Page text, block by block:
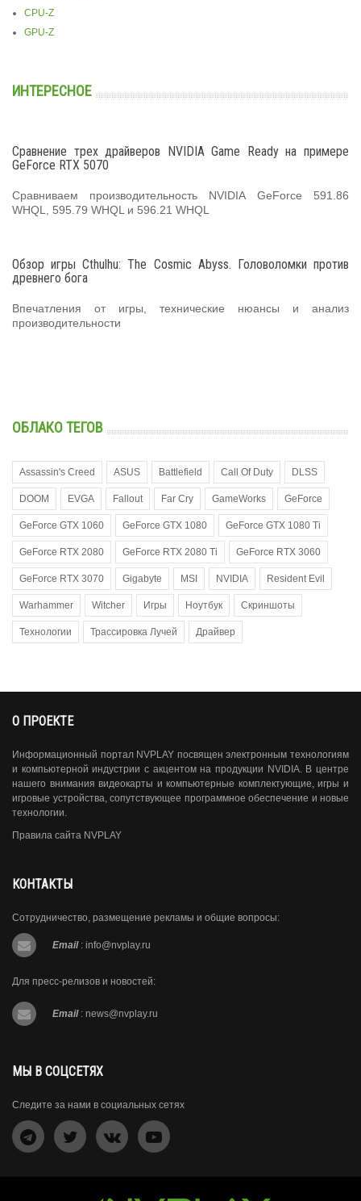
CPU-Z
GPU-Z
ИНТЕРЕСНОЕ
Сравнение трех драйверов NVIDIA Game Ready на примере
GeForce RTX 5070
Сравниваем производительность NVIDIA GeForce 591.86
WHQL, 595.79 WHQL и 596.21 WHQL
Обзор игры Cthulhu: The Cosmic Abyss. Головоломки против
древнего бога
Впечатления от игры, технические нюансы и анализ
производительности
ОБЛАКО ТЕГОВ
Assassin's Creed ASUS Battlefield Call Of Duty DLSS
DOOM EVGA Fallout Far Cry GameWorks GeForce
GeForce GTX 1060 GeForce GTX 1080 GeForce GTX 1080 Ti
GeForce RTX 2080 GeForce RTX 2080 Ti GeForce RTX 3060
GeForce RTX 3070 Gigabyte MSI NVIDIA Resident Evil
Warhammer Witcher Игры Ноутбук Скриншоты
Технологии Трассировка Лучей Драйвер
О ПРОЕКТЕ
Информационный портал NVPLAY посвящен электронным технологиям
и компьютерной индустрии с акцентом на продукции NVIDIA. В центре
нашего внимания видеокарты и компьютерные комплектующие, игры и
игровые устройства, сопутствующее программное обеспечение и новые
технологии.
Правила сайта NVPLAY
КОНТАКТЫ
Сотрудничество, размещение рекламы и общие вопросы:
Email : info@nvplay.ru
Для пресс-релизов и новостей:
Email : news@nvplay.ru
МЫ В СОЦСЕТЯХ
Следите за нами в социальных сетях